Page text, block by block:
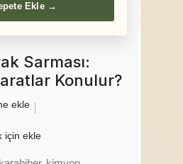
Ekle →
Sarması:
Konulur?
ekle
için ekle